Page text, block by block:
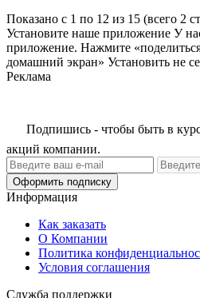
Показано с 1 по 12 из 15 (всего 2
Установите наше приложение У
приложение. Нажмите
домашний экран» Установить не
Реклама
Подпишись - чтобы быть в
акций компании.
Оформить подписку
Информация
Как заказать
О Компании
Политика
Условия соглашения
Служба поддержки